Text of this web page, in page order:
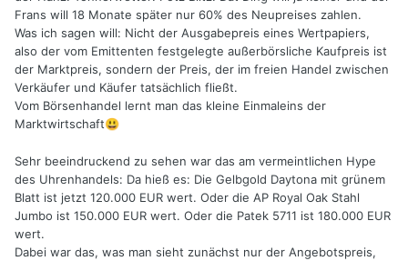
Frans will 18 Monate später nur 60% des Neupreises zahlen.
Was ich sagen will: Nicht der Ausgabepreis eines Wertpapiers,
also der vom Emittenten festgelegte außerbörsliche Kaufpreis ist
der Marktpreis, sondern der Preis, der im freien Handel zwischen
Verkäufer und Käufer tatsächlich fließt.
Vom Börsenhandel lernt man das kleine Einmaleins der
Marktwirtschaft😃
Sehr beeindruckend zu sehen war das am vermeintlichen Hype
des Uhrenhandels: Da hieß es: Die Gelbgold Daytona mit grünem
Blatt ist jetzt 120.000 EUR wert. Oder die AP Royal Oak Stahl
Jumbo ist 150.000 EUR wert. Oder die Patek 5711 ist 180.000 EUR
wert.
Dabei war das, was man sieht zunächst nur der Angebotspreis,